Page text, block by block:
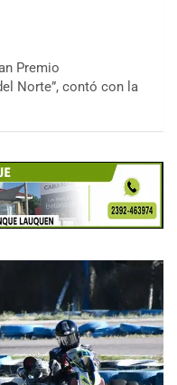
Premio
Norte”, contó con la